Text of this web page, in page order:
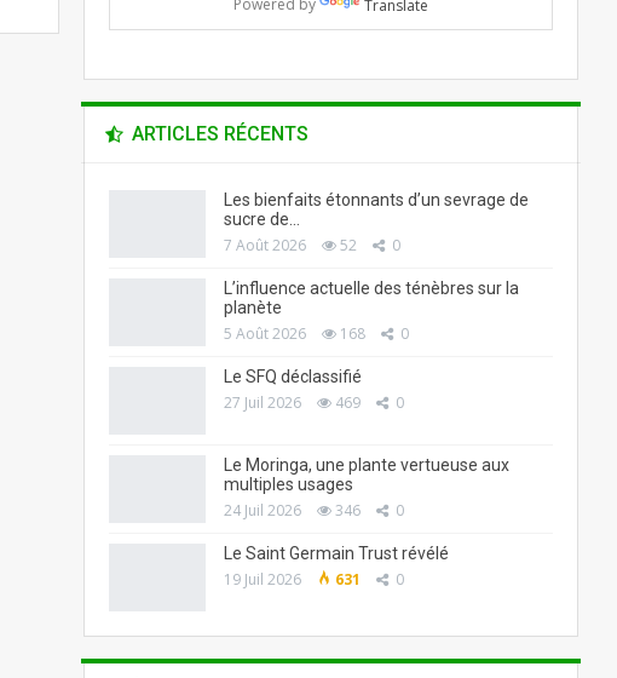
Powered by Translate
ARTICLES RÉCENTS
Les bienfaits étonnants d’un sevrage de
sucre de…
7 Août 2026 52 0
L’influence actuelle des ténèbres sur la
planète
5 Août 2026 168 0
Le SFQ déclassifié
27 Juil 2026 469 0
Le Moringa, une plante vertueuse aux
multiples usages
24 Juil 2026 346 0
Le Saint Germain Trust révélé
19 Juil 2026 631 0